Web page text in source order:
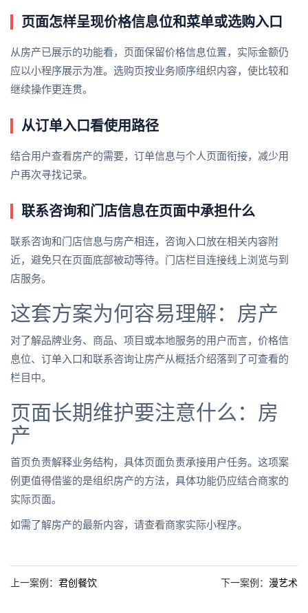
页面怎样呈现价格信息位和菜单或选购入口
从房产已展示的功能看，页面保留价格信息位置，实际金额仍
应以小程序展示为准。选购页按业务顺序组织内容，使比较和
继续操作更连贯。
从订单入口看使用路径
结合用户查看房产的需要，订单信息与个人页面衔接，减少用
户再次寻找记录。
联系咨询和门店信息在页面中承担什么
联系咨询和门店信息与房产相连，咨询入口放在相关内容附
近，避免只在页面底部被动等待。门店栏目连接线上浏览与到
店服务。
这套方案为何容易理解：房产
对了解品牌业务、商品、项目或本地服务的用户而言，价格信
息位、订单入口和联系咨询让房产从概括介绍落到了可查看的
栏目中。
页面长期维护要注意什么：房
产
首页负责解释业务结构，具体页面负责承接用户任务。这项案
例更值得借鉴的是组织房产的方法，具体功能仍应结合商家的
实际页面。
如需了解房产的最新内容，请查看商家实际小程序。
上一案例： 君创餐饮 下一案例： 漫艺术